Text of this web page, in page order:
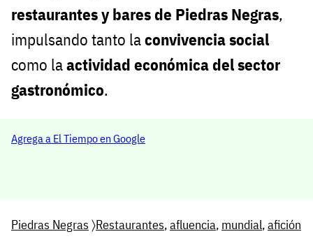
restaurantes y bares de Piedras Negras,
impulsando tanto laconvivencia social
como laactividad económica del sector
gastronómico.
Agrega a El Tiempo en Google
Piedras Negras 〉Restaurantes,afluencia, mundial,afición